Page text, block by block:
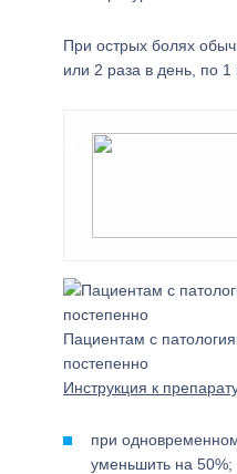
При острых болях
или 2 раза в день, по 1
Пациентам с
постепенно
Инструкция к
при
уменьшить на 50%;